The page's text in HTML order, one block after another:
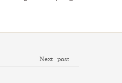
Next post